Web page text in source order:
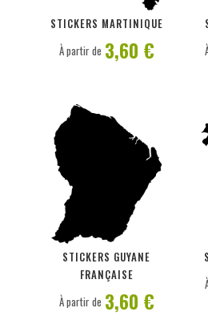
STICKERS MARTINIQUE
À partir de 3,60 €
STICKERS GUYANE
FRANÇAISE
PERSONNALISER
À partir de 3,60 €